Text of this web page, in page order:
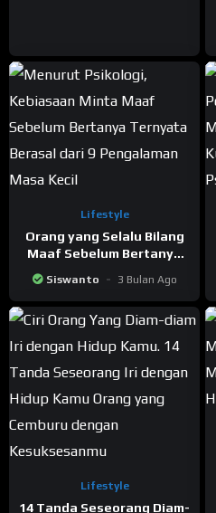
Lifestyle
Orang yang Selalu Bilang
Maaf Sebelum Bertanya
Biasanya Tumbuh dengan
9 Hal Ini Menurut Psikologi
Siswanto 3 Bulan Ago
Lifestyle
14 Tanda Seseorang Diam-